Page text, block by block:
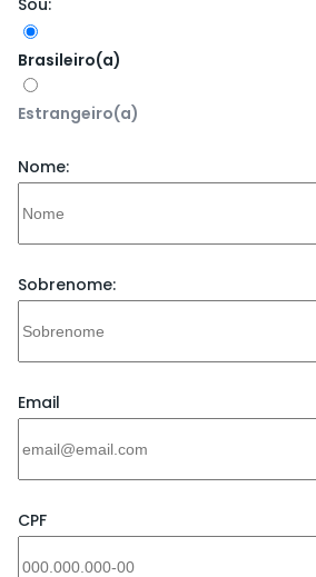
Sou:
Brasileiro(a)
Estrangeiro(a)
Nome:
Sobrenome:
Email
CPF